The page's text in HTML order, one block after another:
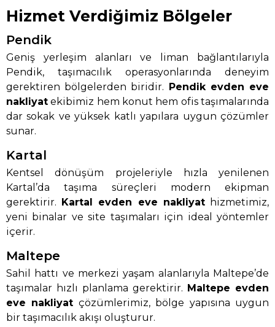
Hizmet Verdiğimiz Bölgeler
Pendik
Geniş yerleşim alanları ve liman bağlantılarıyla
Pendik, taşımacılık operasyonlarında deneyim
gerektiren bölgelerden biridir.
Pendik evden eve
nakliyat ekibimiz hem konut hem ofis taşımalarında
dar sokak ve yüksek katlı yapılara uygun çözümler
sunar.
Kartal
Kentsel dönüşüm projeleriyle hızla yenilenen
Kartal’da taşıma süreçleri modern ekipman
gerektirir.
Kartal evden eve nakliyathizmetimiz,
yeni binalar ve site taşımaları için ideal yöntemler
içerir.
Maltepe
Sahil hattı ve merkezi yaşam alanlarıyla Maltepe’de
taşımalar hızlı planlama gerektirir. Maltepe evden
eve nakliyat çözümlerimiz, bölge yapısına uygun
bir taşımacılık akışı oluşturur.